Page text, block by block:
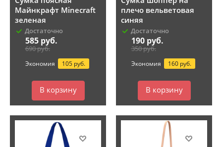
Майнкрафт Minecraft
зеленая
Достаточно
585руб.
690руб.
Экономия 105 руб.
В корзину
плечо вельветовая
синяя
Достаточно
190руб.
350руб.
Экономия 160 руб.
В корзину